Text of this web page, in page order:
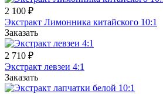
2 100 ₽
Экстракт Лимонника китайского 10:1
Заказать
2 710 ₽
Экстракт левзеи 4:1
Заказать